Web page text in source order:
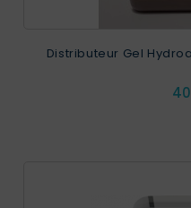
Distributeur Gel